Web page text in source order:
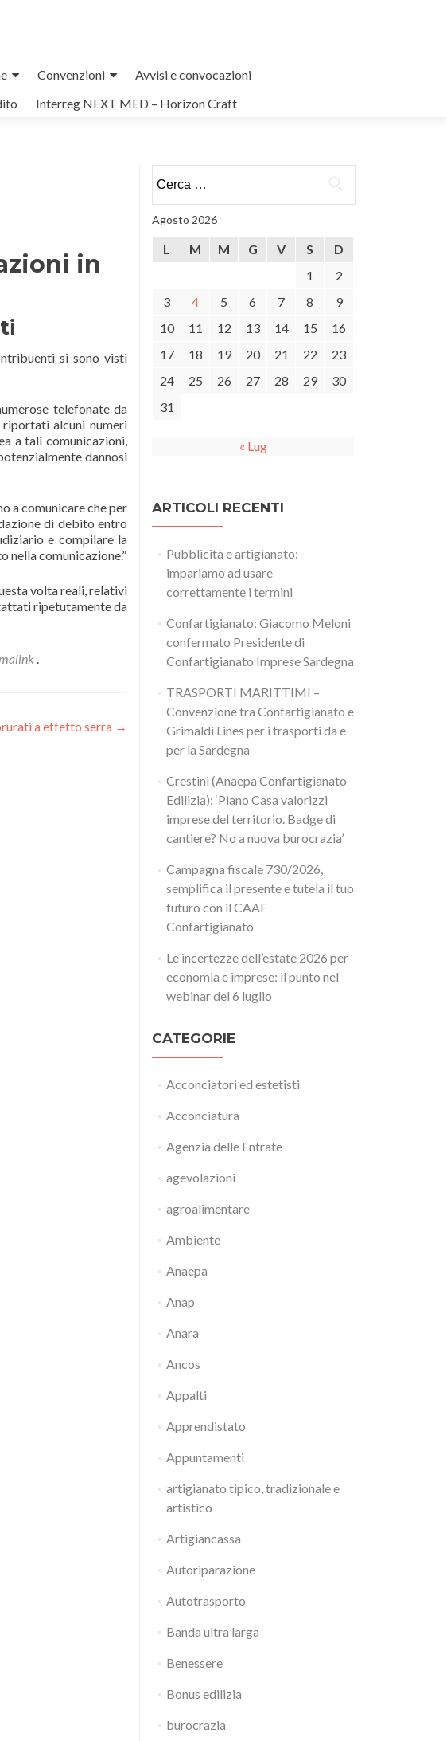
Convenzioni
Avvisi e convocazioni
Interreg NEXT MED – Horizon Craft
in
si sono visti
telefonate da
alcuni numeri
a tali comunicazioni,
dannosi
a comunicare che per
di debito entro
e compilare la
nella comunicazione.”
volta reali, relativi
ripetutamente da
.
a effetto serra →
per:
Agosto 2026
L M M G V S
D
1
2
3
4 5 6 7 8
9
10
11 12 13 14 15
16
17
18 19 20 21 22
23
24
25 26 27 28 29
30
31
« Lug
ARTICOLI RECENTI
Pubblicità e artigianato:
impariamo ad usare
correttamente i termini
Confartigianato: Giacomo Meloni
confermato Presidente di
Confartigianato Imprese Sardegna
TRASPORTI MARITTIMI –
Convenzione tra Confartigianato e
Grimaldi Lines per i trasporti da e
per la Sardegna
Crestini (Anaepa Confartigianato
Edilizia): ‘Piano Casa valorizzi
imprese del territorio. Badge di
cantiere? No a nuova burocrazia’
Campagna fiscale 730/2026,
semplifica il presente e tutela il tuo
futuro con il CAAF
Confartigianato
Le incertezze dell’estate 2026 per
economia e imprese: il punto nel
webinar del 6 luglio
CATEGORIE
Acconciatori ed estetisti
Acconciatura
Agenzia delle Entrate
agevolazioni
agroalimentare
Ambiente
Anaepa
Anap
Anara
Ancos
Appalti
Apprendistato
Appuntamenti
artigianato tipico, tradizionale e
artistico
Artigiancassa
Autoriparazione
Autotrasporto
Banda ultra larga
Benessere
Bonus edilizia
burocrazia